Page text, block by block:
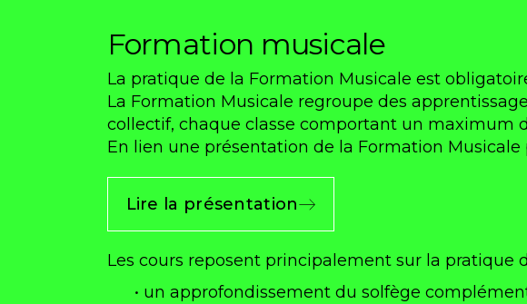
Formation musicale
La pratique de la Formation Musicale est
La Formation Musicale regroupe des
collectif, chaque classe comportant un maximum
En lien une présentation de la Formation Musicale
Lire la présentation
Les cours reposent principalement sur la
• un approfondissement du solfège